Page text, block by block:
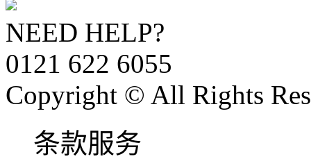
NEED HELP?
0121 622 6055
Copyright © All Rights
条款服务